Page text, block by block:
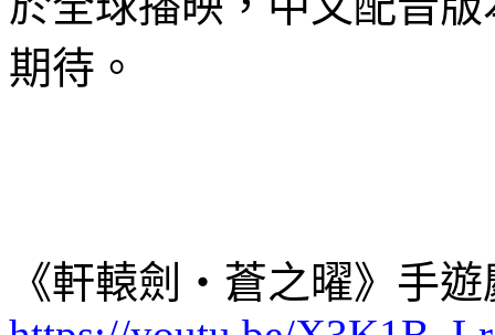
期待。
《軒轅劍‧蒼之曜》手